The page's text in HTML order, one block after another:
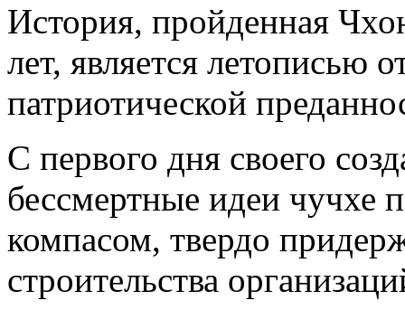
История, пройденная
лет, является летописью
патриотической
С первого дня своего
бессмертные идеи чучхе
компасом, твердо
строительства